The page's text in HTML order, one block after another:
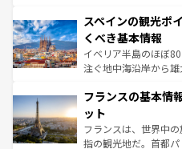
ろん、トスカーナの
景など、自然景観も見
ピザやパスタなど、
できる。朝目覚めて
なお、新着のイタリ
しい。
スペインの観光ポ
くべき基本情報
イベリア半島のほぼ
注ぐ地中海沿岸から
文化が根付くこの国
れる闘牛、そして美
る。首都マドリード
アートに溢れた街角
フランスの基本情
ット
フランスは、世界中
指の観光地だ。首都